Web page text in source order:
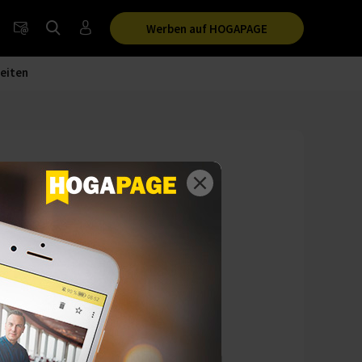
Werben auf HOGAPAGE
Bucht die
hält das